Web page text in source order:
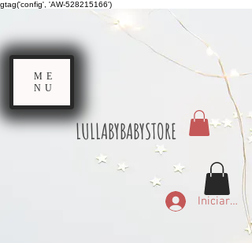
gtag('config', 'AW-528215166')
LULLABYBABYSTORE
Iniciar
ME
NU